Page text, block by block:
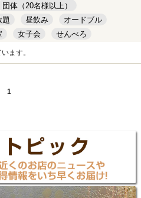
団体（20名様以上）
題 昼飲み
オードブル
女子会
せんべろ
ます。
1